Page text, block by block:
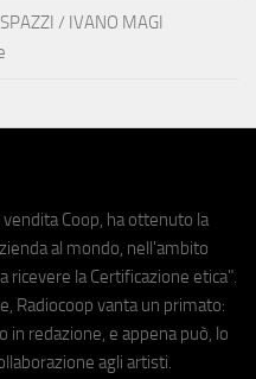
/ IVANO MAGI
Coop, ha ottenuto la
al mondo, nell'ambito
ricevere la Certificazione etica".
Radiocoop vanta un primato:
in redazione, e appena può, lo
agli artisti.